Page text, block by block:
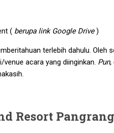
( berupa link Google Drive)
terlebih dahulu. Oleh
acara yang diinginkan. Pun,
Resort